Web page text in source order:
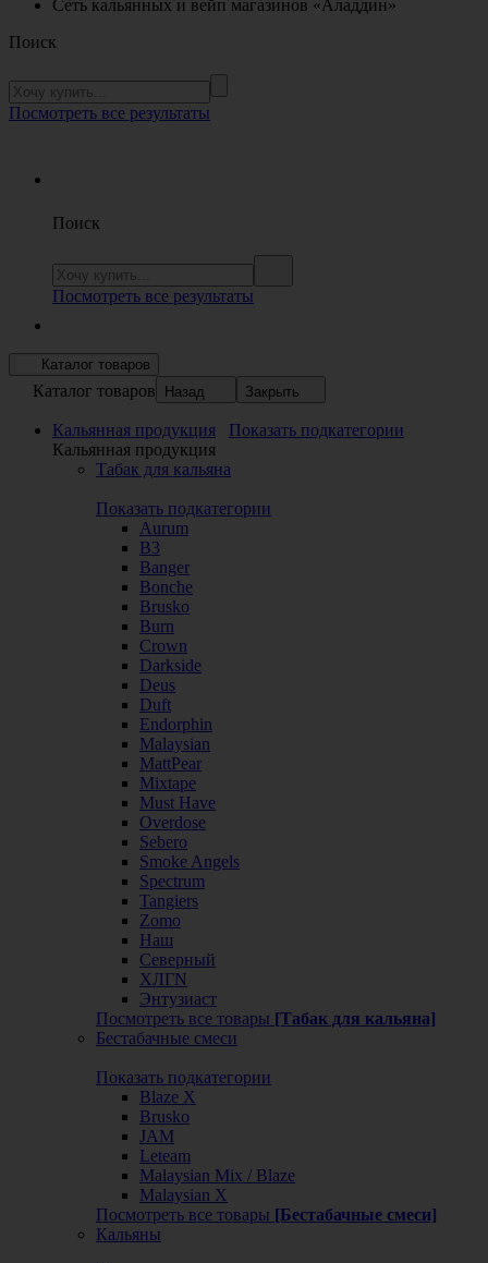
Сеть кальянных и вейп магазинов «Аладдин»
Поиск
Посмотреть все результаты
Поиск
Посмотреть все результаты
Каталог товаров
Каталог товаров Назад Закрыть
Кальянная продукция
Показать подкатегории
Кальянная продукция
Табак для кальяна
Показать подкатегории
Aurum
B3
Banger
Bonche
Brusko
Burn
Crown
Darkside
Deus
Duft
Endorphin
Malaysian
MattPear
Mixtape
Must Have
Overdose
Sebero
Smoke Angels
Spectrum
Tangiers
Zomo
Наш
Северный
ХЛГN
Энтузиаст
Посмотреть все товары [Табак для кальяна]
Бестабачные смеси
Показать подкатегории
Blaze X
Brusko
JAM
Leteam
Malaysian Mix / Blaze
Malaysian X
Посмотреть все товары [Бестабачные смеси]
Кальяны